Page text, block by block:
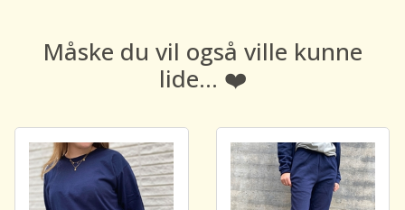
Måske du vil også ville kunne
lide... ❤️